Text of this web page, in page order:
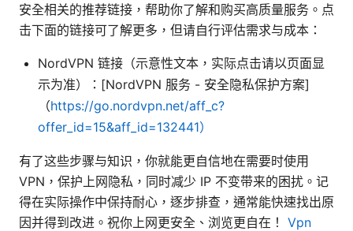
安全相关的推荐链接，帮助你了解和购买高质量服务。点
击下面的链接可了解更多，但请自行评估需求与成本：
NordVPN 链接（示意性文本，实际点击请以页面显
示为准）：[NordVPN 服务 - 安全隐私保护方案]
（https://go.nordvpn.net/aff_c?
offer_id=15&aff_id=132441）
有了这些步骤与知识，你就能更自信地在需要时使用
VPN，保护上网隐私，同时减少 IP 不变带来的困扰。记
得在实际操作中保持耐心，逐步排查，通常能快速找出原
因并得到改进。祝你上网更安全、浏览更自在！ Vpn